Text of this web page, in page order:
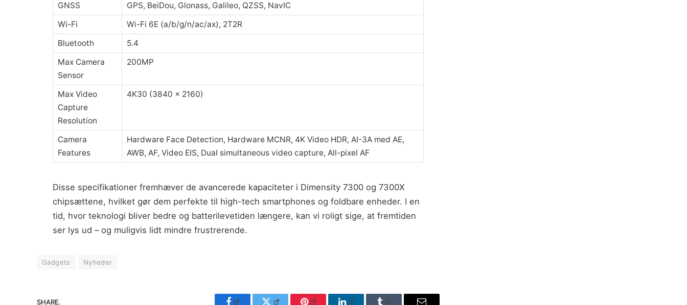
GNSS
GPS, BeiDou, Glonass, Galileo, QZSS, NavIC
Wi-Fi
Wi-Fi 6E (a/b/g/n/ac/ax), 2T2R
Bluetooth
5.4
Max Camera
Sensor
200MP
Max Video
Capture
Resolution
4K30 (3840 x 2160)
Camera
Features
Hardware Face Detection, Hardware MCNR, 4K Video HDR, AI-3A med AE,
AWB, AF, Video EIS, Dual simultaneous video capture, All-pixel AF
Disse specifikationer fremhæver de avancerede kapaciteter i Dimensity 7300 og 7300X
chipsættene, hvilket gør dem perfekte til high-tech smartphones og foldbare enheder. I en
tid, hvor teknologi bliver bedre og batterilevetiden længere, kan vi roligt sige, at fremtiden
ser lys ud – og muligvis lidt mindre frustrerende.
Gadgets Nyheder
SHARE.